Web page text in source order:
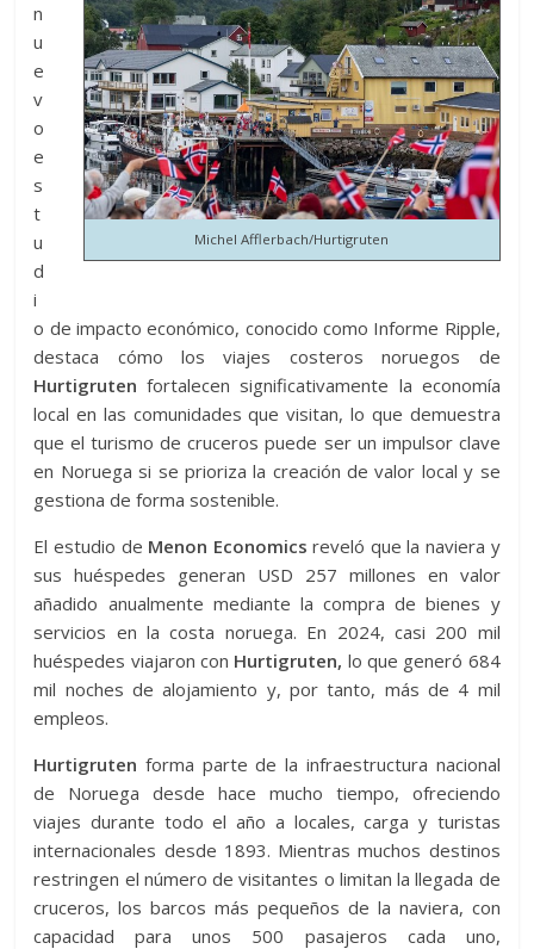
Michel Afflerbach/Hurtigruten
n
u
e
v
o
e
s
t
u
d
i
o de impacto económico, conocido como Informe Ripple,
destaca cómo los viajes costeros noruegos de
Hurtigruten fortalecen significativamente la economía
local en las comunidades que visitan, lo que demuestra
que el turismo de cruceros puede ser un impulsor clave
en Noruega si se prioriza la creación de valor local y se
gestiona de forma sostenible.
El estudio de Menon Economics reveló que la naviera y
sus huéspedes generan USD 257 millones en valor
añadido anualmente mediante la compra de bienes y
servicios en la costa noruega. En 2024, casi 200 mil
huéspedes viajaron con Hurtigruten, lo que generó 684
mil noches de alojamiento y, por tanto, más de 4 mil
empleos.
Hurtigruten forma parte de la infraestructura nacional
de Noruega desde hace mucho tiempo, ofreciendo
viajes durante todo el año a locales, carga y turistas
internacionales desde 1893. Mientras muchos destinos
restringen el número de visitantes o limitan la llegada de
cruceros, los barcos más pequeños de la naviera, con
capacidad para unos 500 pasajeros cada uno,